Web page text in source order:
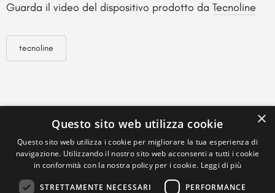
Guarda il video del dispositivo prodotto da Tecnoline
tecnoline
×
Questo sito web utilizza cookie
Questo sito web utilizza i cookie per migliorare la tua esperienza di
navigazione. Utilizzando il nostro sito web acconsenti a tutti i cookie
in conformità con la nostra policy per i cookie. Leggi di più
STRETTAMENTE NECESSARI PERFORMANCE